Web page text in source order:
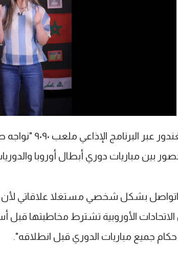
وصرح الغندور
بين مباريات دوري أبطال أوروبا
بشكل شخصي مستغلا علاقاتي لأن
الأوروبية تشترط مخاطبتها قبل
جميع مباريات الدوري قبل انطلاقه".